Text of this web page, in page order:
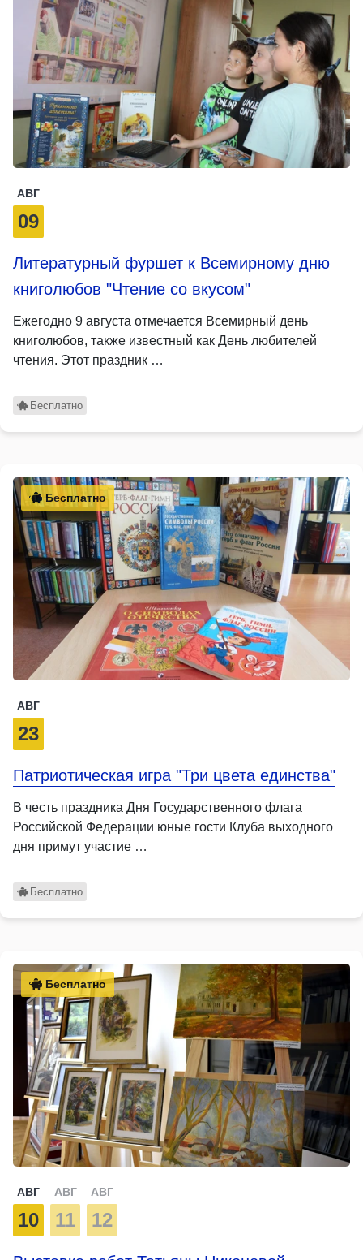
АВГ
09
Литературный фуршет к Всемирному дню
книголюбов "Чтение со вкусом"
Ежегодно 9 августа отмечается Всемирный день
книголюбов, также известный как День любителей
чтения. Этот праздник …
Бесплатно
Бесплатно
АВГ
23
Патриотическая игра "Три цвета единства"
В честь праздника Дня Государственного флага
Российской Федерации юные гости Клуба выходного
дня примут участие …
Бесплатно
Бесплатно
АВГ
10
АВГ
11
АВГ
12